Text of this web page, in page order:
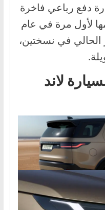
دفع رباعي فاخرة
لأول مرة في عام
الحالي في نسختين،
لاند